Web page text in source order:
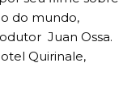
do mundo,
Juan Ossa.
Quirinale,